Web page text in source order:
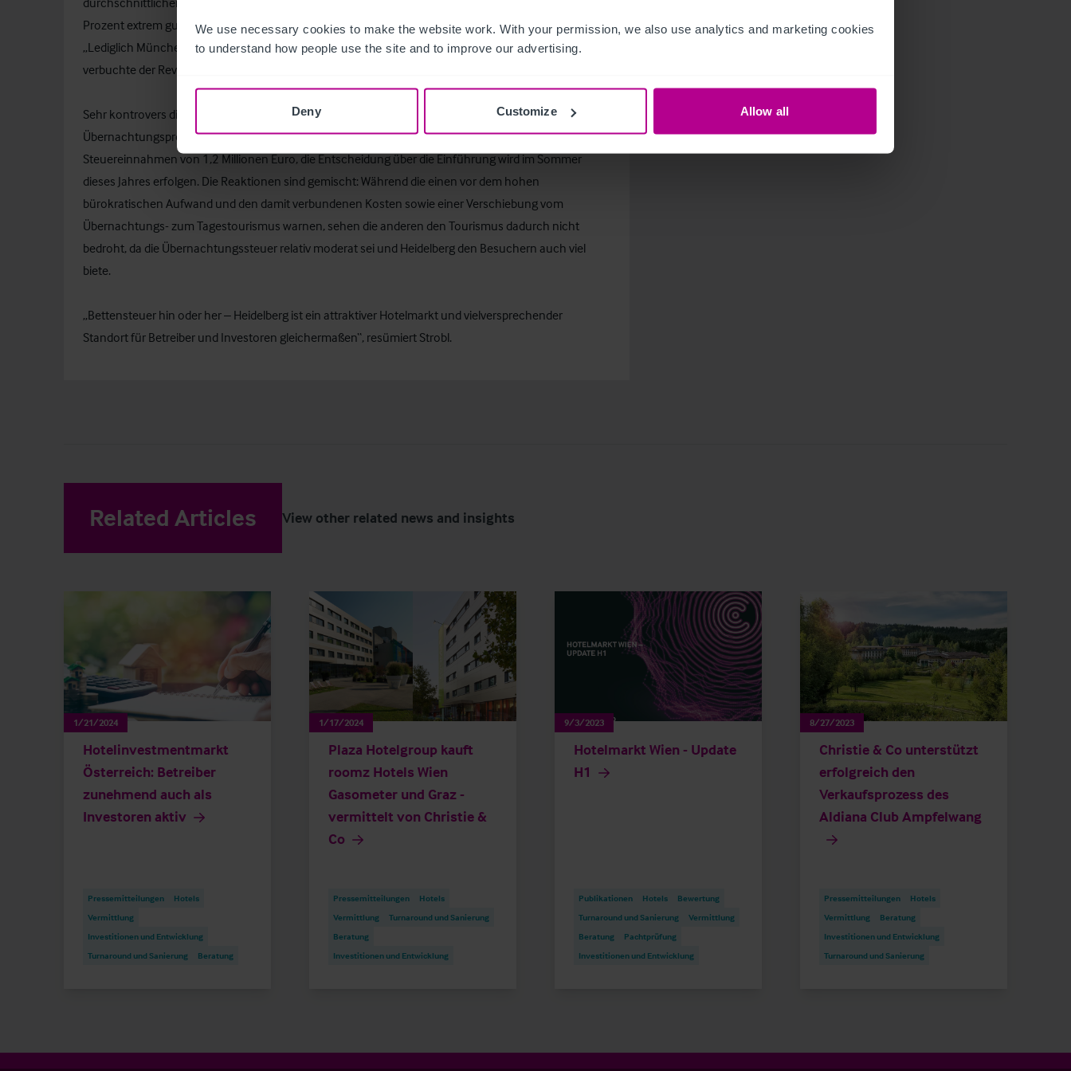
We use necessary cookies to make the website work. With your permission, we also use analytics and marketing cookies
to understand how people use the site and to improve our advertising.
Deny Customize Allow all
Prozent extrem gut entwickelt. Mit 91,60 Euro lag er im bundesweiten Vergleich 2015 auf Platz zwei.
„Lediglich München kommt auf einen höheren Jahresdurchschnitt“, weiß die Expertin. 2015
verbuchte der RevPAR im Vergleich zum Vorjahr auch das zweitgrößte Wachstum deutschlandweit.
Sehr kontrovers diskutiert wird derzeit die für Heidelberg geplante Bettensteuer. Fünf Prozent des
Übernachtungspreises für Privatreisende soll sie betragen. Die Stadt verspricht sich davon
Steuereinnahmen von 1,2 Millionen Euro, die Entscheidung über die Einführung wird im Sommer
dieses Jahres erfolgen. Die Reaktionen sind gemischt: Während die einen vor dem hohen
bürokratischen Aufwand und den damit verbundenen Kosten sowie einer Verschiebung vom
Übernachtungs- zum Tagestourismus warnen, sehen die anderen den Tourismus dadurch nicht
bedroht, da die Übernachtungssteuer relativ moderat sei und Heidelberg den Besuchern auch viel
biete.
„Bettensteuer hin oder her – Heidelberg ist ein attraktiver Hotelmarkt und vielversprechender
Standort für Betreiber und Investoren gleichermaßen“, resümiert Strobl.
Related Articles View other related news and insights
1/21/2024
Hotelinvestmentmarkt
Österreich: Betreiber
zunehmend auch als
Investoren aktiv
Pressemitteilungen
Hotels
Vermittlung
Investitionen und Entwicklung
Turnaround und Sanierung
Beratung
1/17/2024
Plaza Hotelgroup kauft
roomz Hotels Wien
Gasometer und Graz -
vermittelt von Christie &
Co
Pressemitteilungen
Hotels
Vermittlung
Turnaround und Sanierung
Beratung
Investitionen und Entwicklung
9/3/2023
Hotelmarkt Wien - Update
H1
Publikationen Hotels
Bewertung
Turnaround und Sanierung
Vermittlung
Beratung
Pachtprüfung
Investitionen und Entwicklung
8/27/2023
Christie & Co unterstützt
erfolgreich den
Verkaufsprozess des
Aldiana Club Ampfelwang
Pressemitteilungen
Hotels
Vermittlung
Beratung
Investitionen und Entwicklung
Turnaround und Sanierung